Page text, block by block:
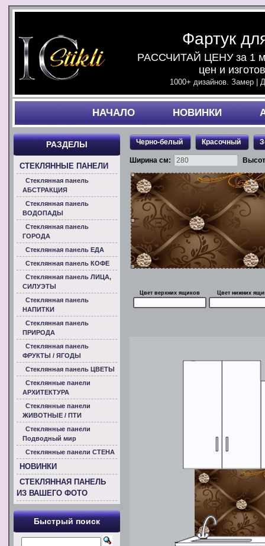
Фартук
РАССЧИТАЙ ЦЕНУ за 1
цен и
1000+ дизайнов. Замер |
НАЧАЛO НОВИНКИ
Черно-белый Красочный
Ширина см:
Цвет верхних ящиков Цвет нижних
РАЗДЕЛЫ
СТЕКЛЯННЫЕ ПАНЕЛИ
Стеклянная панель
АБСТРАКЦИЯ
Стеклянная панель
ВОДОПАДЫ
Стеклянная панель
ГОРОДА
Стеклянная панель ЕДА
Стеклянная панель КОФЕ
Стеклянная панель ЛИЦА,
СИЛУЭТЫ
Стеклянная панель
НАПИТКИ
Стеклянная панель
ПРИРОДА
Стеклянная панель
ФРУКТЫ / ЯГОДЫ
Стеклянная панель ЦВЕТЫ
Стеклянные панели
АРХИТЕКТУРА
Стеклянные панели
ЖИВОТНЫЕ / ПТИ
Стеклянные панели
Подводный мир
Стеклянные панели СТЕНА
НОВИНКИ
СТЕКЛЯННАЯ ПАНЕЛЬ
ИЗ ВАШЕГО ФОТО
Быстрый поиск